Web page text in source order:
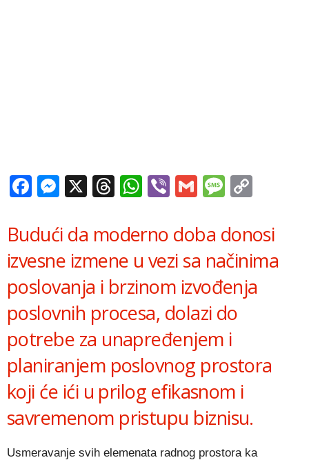
Facebook
Messenger
X Threads
WhatsApp
ViberGmail
Budući da moderno doba donosi
izvesne izmene u vezi sa načinima
poslovanja i brzinom izvođenja
poslovnih procesa, dolazi do
potrebe za unapređenjem i
planiranjem poslovnog prostora
koji će ići u prilog efikasnom i
savremenom pristupu biznisu.
Usmeravanje svih elemenata radnog prostora ka